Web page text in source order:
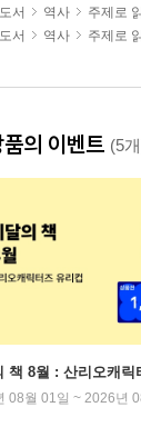
서
역사 주제로
서
역사 주제로
의 이벤트 (5
책 8월 : 산리오캐릭
08월 01일 ~ 2026년